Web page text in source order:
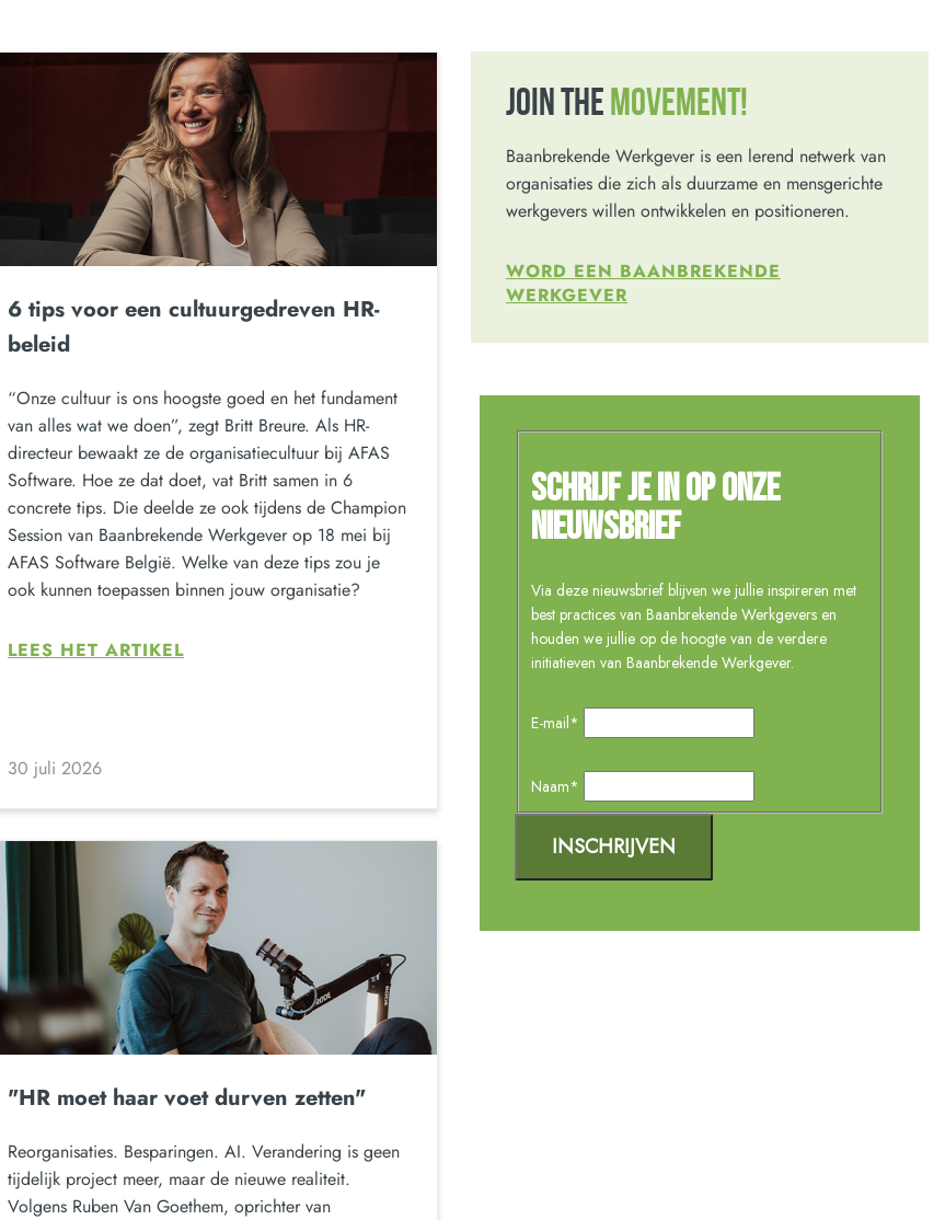
6 tips voor een cultuurgedreven HR-
beleid
“Onze cultuur is ons hoogste goed en het fundament
van alles wat we doen”, zegt Britt Breure. Als HR-
directeur bewaakt ze de organisatiecultuur bij AFAS
Software. Hoe ze dat doet, vat Britt samen in 6
concrete tips. Die deelde ze ook tijdens de Champion
Session van Baanbrekende Werkgever op 18 mei bij
AFAS Software België. Welke van deze tips zou je
ook kunnen toepassen binnen jouw organisatie?
LEES HET ARTIKEL
30 juli 2026
"HR moet haar voet durven zetten"
Reorganisaties. Besparingen. AI. Verandering is geen
tijdelijk project meer, maar de nieuwe realiteit.
Volgens Ruben Van Goethem, oprichter van
JOIN THE MOVEMENT!
Baanbrekende Werkgever is een lerend netwerk van
organisaties die zich als duurzame en mensgerichte
werkgevers willen ontwikkelen en positioneren.
WORD EEN BAANBREKENDE
WERKGEVER